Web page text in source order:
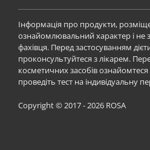
Інформація про продукти,
ознайомлювальний характер і не
фахівця. Перед застосуванням
проконсультуйтеся з лікарем.
косметичних засобів ознайомтеся
проведіть тест на індивідуальну
Copyright © 2017 - 2026 ROSA